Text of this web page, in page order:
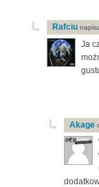
Rafciu
Ja
Akage